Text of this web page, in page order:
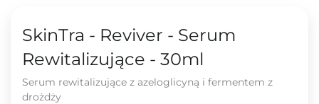
SkinTra - Reviver - Serum
Rewitalizujące - 30ml
Serum rewitalizujące z azeloglicyną i fermentem z
drożdży